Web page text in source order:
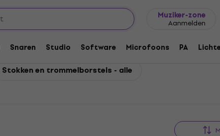
Muziker-zone
Aanmelden
Snaren Studio Software Microfoons PA
Stokken en trommelborstels - alle